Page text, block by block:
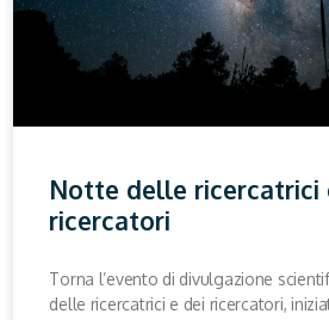
Notte delle ricercatrici
ricercatori
Torna l’evento di divulgazione
delle ricercatrici e dei ricercatori,